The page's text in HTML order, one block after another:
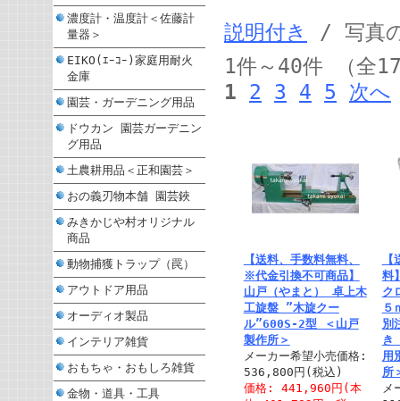
濃度計・温度計＜佐藤計
量器＞
EIKO(ｴｰｺｰ)家庭用耐火
金庫
園芸・ガーデニング用品
ドウカン 園芸ガーデニン
グ用品
土農耕用品＜正和園芸＞
おの義刃物本舗 園芸鋏
みきかじや村オリジナル
商品
動物捕獲トラップ（罠）
アウトドア用品
オーディオ製品
インテリア雑貨
おもちゃ・おもしろ雑貨
金物・道具・工具
説明付き
/ 写真
1件～40件 （全
1
2 3 4 5 次へ
【送料、手数料無料、
※代金引換不可商品】
山戸（やまと） 卓上木
工旋盤 ”木旋クー
ル”600S-2型 ＜山戸
製作所＞
メーカー希望小売価格:
536,800円(税込)
価格: 441,960円(本
料
ク
５
別
き
用
所
メ